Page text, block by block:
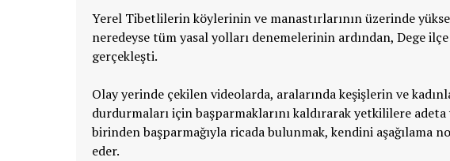
Yerel Tibetlilerin köylerinin ve manastırlarının üzerinde
neredeyse tüm yasal yolları denemelerinin ardından, Dege
gerçekleşti.
Olay yerinde çekilen videolarda, aralarında keşişlerin ve
durdurmaları için başparmaklarını kaldırarak yetkililere
birinden başparmağıyla ricada bulunmak, kendini aşağılama
eder.